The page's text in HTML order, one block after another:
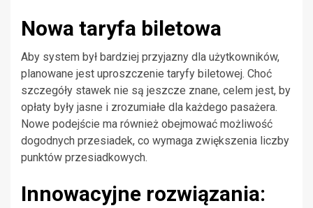
Nowa taryfa biletowa
Aby system był bardziej przyjazny dla użytkowników,
planowane jest uproszczenie taryfy biletowej. Choć
szczegóły stawek nie są jeszcze znane, celem jest, by
opłaty były jasne i zrozumiałe dla każdego pasażera.
Nowe podejście ma również obejmować możliwość
dogodnych przesiadek, co wymaga zwiększenia liczby
punktów przesiadkowych.
Innowacyjne rozwiązania: